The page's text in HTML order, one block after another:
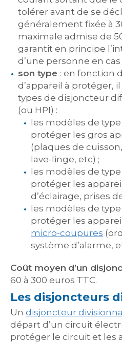
tolérer avant de se
généralement fixée à
maximale admise de
garantit en principe
d’une personne en cas
son type : en fonction
d’appareil à protéger,
types de disjoncteur
(ou HPI) :
les modèles de
protéger les gros
(plaques de
lave-linge, etc) ;
les modèles de
protéger les
d’éclairage, prises
les modèles de
protéger les
micro-coupures
système d’alarme,
Coût moyen d’un
60 à 300 euros TTC.
Les disjoncteurs
Un disjoncteur
départ d’un circuit
protéger le circuit et les